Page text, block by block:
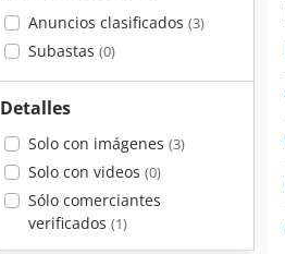
Anuncios clasificados (3)
Subastas (0)
Detalles
Solo con imágenes (3)
Solo con videos (0)
Sólo comerciantes
verificados (1)